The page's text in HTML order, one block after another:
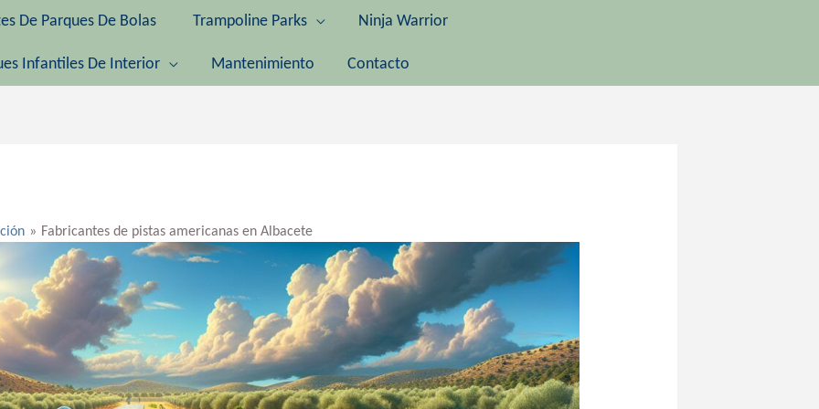
De Parques De Bolas Trampoline Parks Ninja Warrior
Infantiles De Interior Mantenimiento Contacto
Fabricantes de pistas americanas en Albacete